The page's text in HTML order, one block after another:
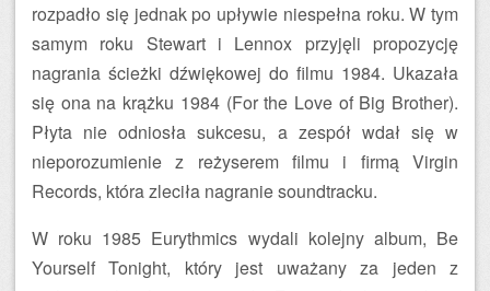
rozpadło się jednak po upływie niespełna roku. W tym
samym roku Stewart i Lennox przyjęli propozycję
nagrania ścieżki dźwiękowej do filmu 1984. Ukazała
się ona na krążku 1984 (For the Love of Big Brother).
Płyta nie odniosła sukcesu, a zespół wdał się w
nieporozumienie z reżyserem filmu i firmą Virgin
Records, która zleciła nagranie soundtracku.
W roku 1985 Eurythmics wydali kolejny album, Be
Yourself Tonight, który jest uważany za jeden z